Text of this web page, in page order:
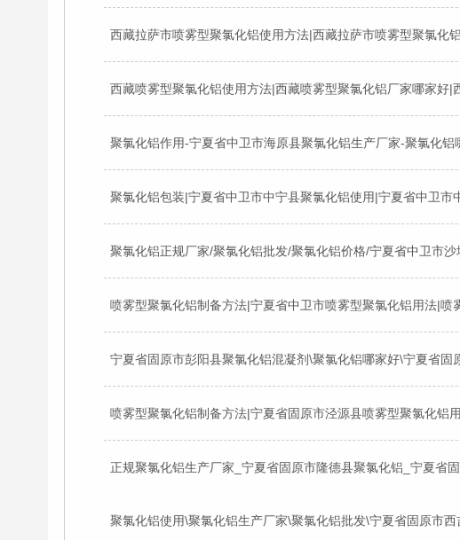
西藏喷雾型聚氯化铝使用方法|西藏喷雾型聚氯化铝厂家哪家好|
聚氯化铝作用-宁夏省中卫市海原县聚氯化铝生产厂家-聚氯化
聚氯化铝包装|宁夏省中卫市中宁县聚氯化铝使用|宁夏省中卫市
聚氯化铝正规厂家/聚氯化铝批发/聚氯化铝价格/宁夏省中卫市
正规聚氯化铝生产厂家_宁夏省固原市隆德县聚氯化铝_宁夏省
聚氯化铝使用\聚氯化铝生产厂家\聚氯化铝批发\宁夏省固原市